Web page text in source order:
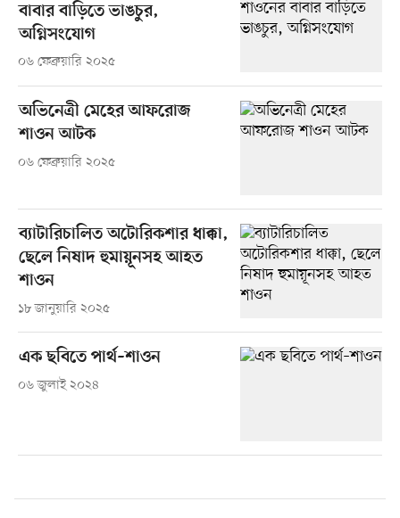
বাবার বাড়িতে ভাঙচুর,
অগ্নিসংযোগ
০৬ ফেব্রুয়ারি ২০২৫
অভিনেত্রী মেহের আফরোজ
শাওন আটক
০৬ ফেব্রুয়ারি ২০২৫
ব্যাটারিচালিত অটোরিকশার ধাক্কা,
ছেলে নিষাদ হুমায়ূনসহ আহত
শাওন
১৮ জানুয়ারি ২০২৫
এক ছবিতে পার্থ–শাওন
০৬ জুলাই ২০২৪